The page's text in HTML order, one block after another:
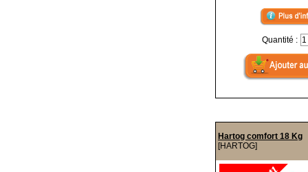
Quantité :
Hartog comfort 18 Kg
[HARTOG]